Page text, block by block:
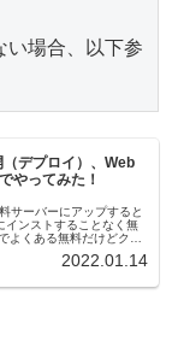
場合、以下参
デプロイ）、Web
やってみた！
サーバーにアップすると
インストすることなく無
よくある無料だけどクレ
2022.01.14